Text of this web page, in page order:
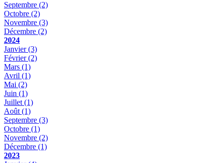
Septembre (2)
Octobre (2)
Novembre (3)
Décembre (2)
2024
Janvier(3)
Février(2)
Mars (1)
Avril (1)
Mai (2)
Juin (1)
Juillet (1)
Août (1)
Septembre (3)
Octobre (1)
Novembre (2)
Décembre (1)
2023